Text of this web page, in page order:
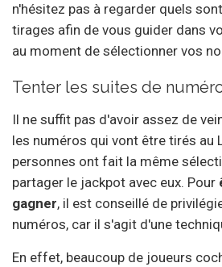
n'hésitez pas à regarder quels
tirages afin de vous guider dans
au moment de sélectionner vos
Tenter les suites de
Il ne suffit pas d'avoir assez de
les numéros qui vont être tirés au
personnes ont fait la même
partager le jackpot avec eux. Pour
gagner, il est conseillé de
numéros, car il s'agit d'une
En effet, beaucoup de joueurs